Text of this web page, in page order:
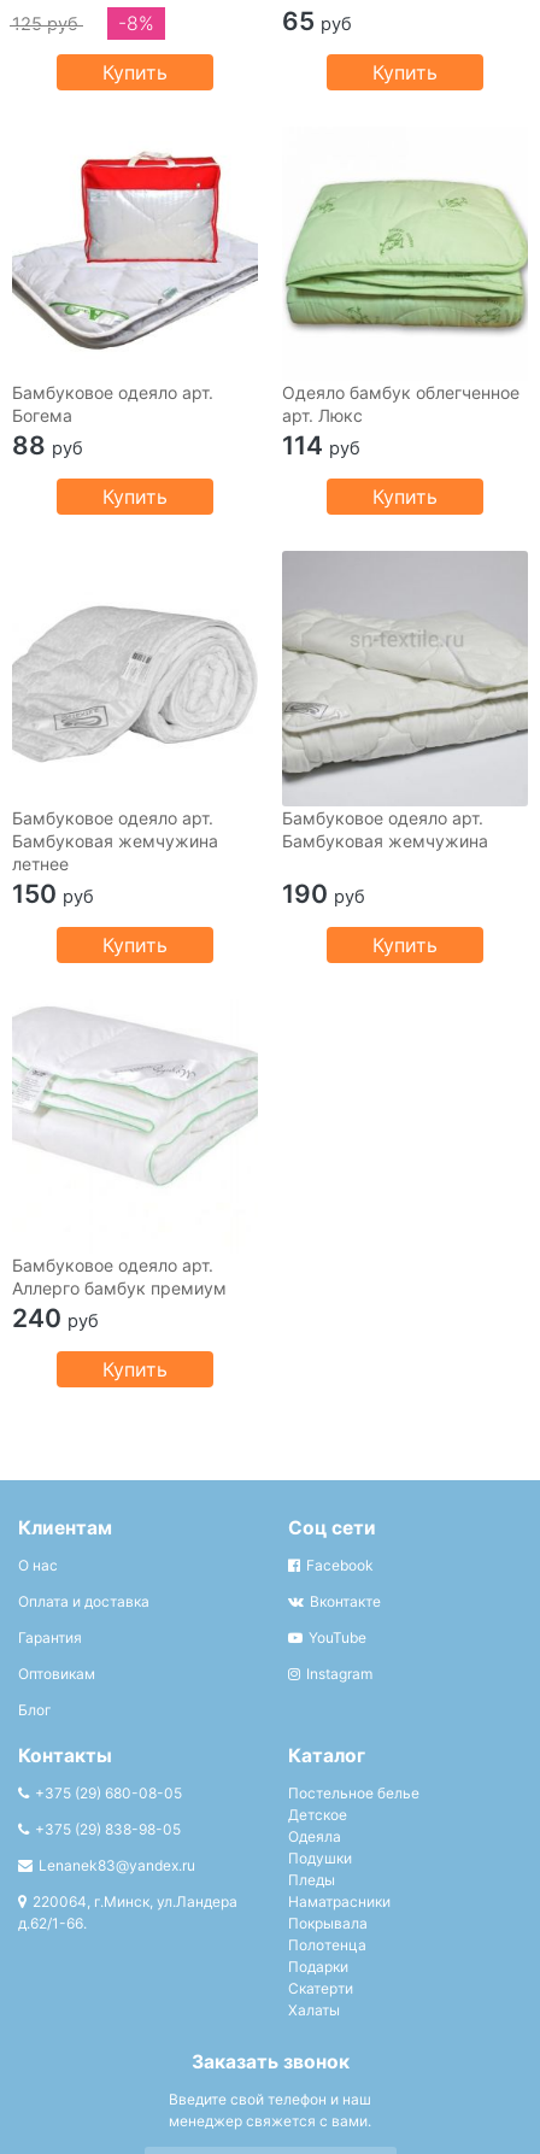
125 руб
-8%
Купить
65 руб
Купить
Бамбуковое одеяло арт.
Богема
88 руб
Купить
Одеяло бамбук облегченное
арт. Люкс
114 руб
Купить
Бамбуковое одеяло арт.
Бамбуковая жемчужина
летнее
150 руб
Купить
Бамбуковое одеяло арт.
Бамбуковая жемчужина
190 руб
Купить
Бамбуковое одеяло арт.
Аллерго бамбук премиум
240 руб
Купить
Клиентам
О нас
Оплата и доставка
Гарантия
Оптовикам
Блог
Соц сети
Facebook
Вконтакте
YouTube
Instagram
Контакты
+375 (29) 680-08-05
+375 (29) 838-98-05
Lenanek83@yandex.ru
220064, г.Минск, ул.Ландера
д.62/1-66.
Каталог
Постельное белье
Детское
Одеяла
Подушки
Пледы
Наматрасники
Покрывала
Полотенца
Подарки
Скатерти
Халаты
Заказать звонок
Введите свой телефон и наш
менеджер свяжется с вами.